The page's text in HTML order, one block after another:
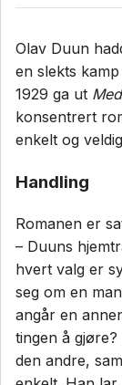
Olav Duun
en slekts
1929 ga ut
konsentrert
enkelt og
Handling
Romanen er
– Duuns
hvert valg er
seg om en
angår en
tingen å
den andre,